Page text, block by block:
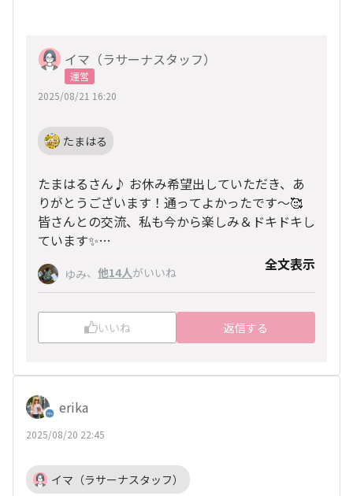
イマ（ラサーナスタッフ）
運営
2025/08/21 16:20
たまはる
たまはるさん♪ お休み希望出していただき、あ
りがとうございます！通ってよかったです～🥰
皆さんとの交流、私も今から楽しみ＆ドキドキし
ています✨
（カラー診断のみのご希望も承りましたのでご安
心くださいね〇）
当日お会いできるのを楽しみにしております💕
ゆみ、 他14人がいいね 全文表示
いいね 返信する
erika
2025/08/20 22:45
イマ（ラサーナスタッフ）